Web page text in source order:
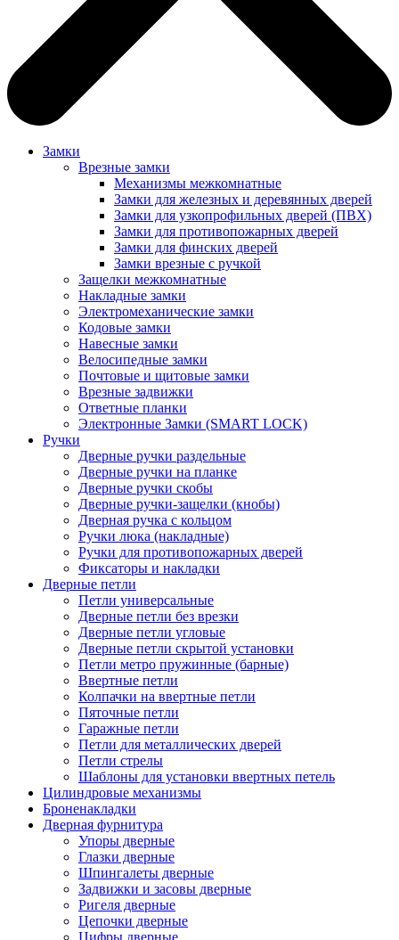
Замки
Врезные замки
Механизмы межкомнатные
Замки для железных и деревянных дверей
Замки для узкопрофильных дверей (ПВХ)
Замки для противопожарных дверей
Замки для финских дверей
Замки врезные с ручкой
Защелки межкомнатные
Накладные замки
Электромеханические замки
Кодовые замки
Навесные замки
Велосипедные замки
Почтовые и щитовые замки
Врезные задвижки
Ответные планки
Электронные Замки (SMART LOCK)
Ручки
Дверные ручки раздельные
Дверные ручки на планке
Дверные ручки скобы
Дверные ручки-защелки (кнобы)
Дверная ручка с кольцом
Ручки люка (накладные)
Ручки для противопожарных дверей
Фиксаторы и накладки
Дверные петли
Петли универсальные
Дверные петли без врезки
Дверные петли угловые
Дверные петли скрытой установки
Петли метро пружинные (барные)
Ввертные петли
Колпачки на ввертные петли
Пяточные петли
Гаражные петли
Петли для металлических дверей
Петли стрелы
Шаблоны для установки ввертных петель
Цилиндровые механизмы
Броненакладки
Дверная фурнитура
Упоры дверные
Глазки дверные
Шпингалеты дверные
Задвижки и засовы дверные
Ригеля дверные
Цепочки дверные
Цифры дверные